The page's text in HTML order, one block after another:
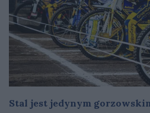
Stal jest jedynym